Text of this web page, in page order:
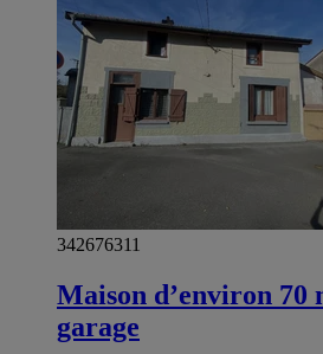
342676311
Maison d’environ 70
garage